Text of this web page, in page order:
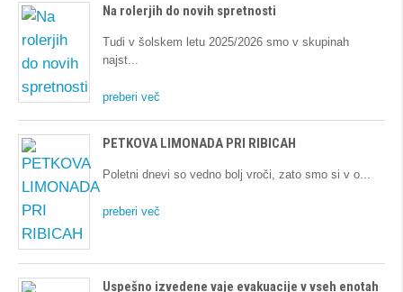
Na rolerjih do novih spretnosti
Tudi v šolskem letu 2025/2026 smo v skupinah
najst
preberi več
PETKOVA LIMONADA PRI RIBICAH
Poletni dnevi so vedno bolj vroči, zato smo si v o
preberi več
Uspešno izvedene vaje evakuacije v vseh enotah